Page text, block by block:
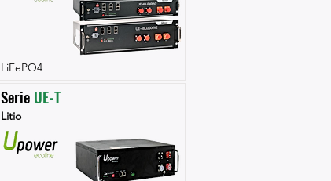
LiFePO4
Serie UE-T
Litio